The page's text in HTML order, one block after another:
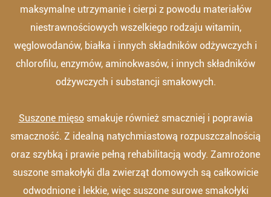
maksymalne utrzymanie i cierpi z powodu materiałów
niestrawnościowych wszelkiego rodzaju witamin,
węglowodanów, białka i innych składników odżywczych i
chlorofilu, enzymów, aminokwasów, i innych składników
odżywczych i substancji smakowych.
Suszone mięsosmakuje również smaczniej i poprawia
smaczność. Z idealną natychmiastową rozpuszczalnością
oraz szybką i prawie pełną rehabilitacją wody. Zamrożone
suszone smakołyki dla zwierząt domowych są całkowicie
odwodnione i lekkie, więc suszone surowe smakołyki